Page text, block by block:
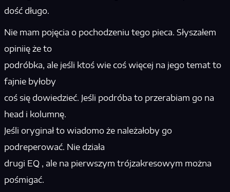
dość długo.
Nie mam pojęcia o pochodzeniu tego pieca. Słyszałem
opiniię że to
podróbka, ale jeśli ktoś wie coś więcej na jego temat to
fajnie byłoby
coś się dowiedzieć. Jeśli podróba to przerabiam go na
head i kolumnę.
Jeśli oryginał to wiadomo że należałoby go
podreperować. Nie działa
drugi EQ , ale na pierwszym trójzakresowym można
pośmigać.